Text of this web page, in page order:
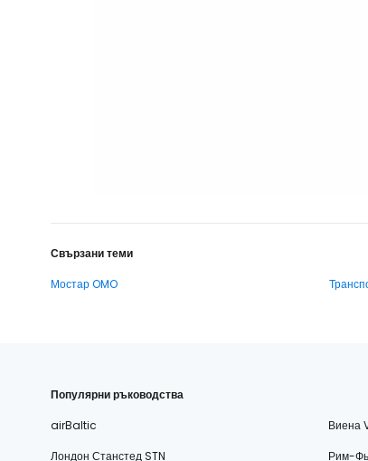
Свързани теми
Мостар OMO
Популярни ръководства
airBaltic
Виена
Лондон Станстед STN
Рим-